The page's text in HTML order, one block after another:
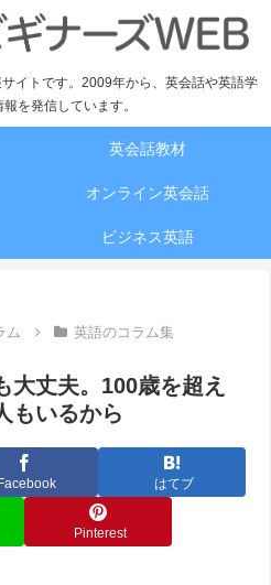
イトです。2009年から、英会話や英語学
を発信しています。
英会話教材
オンライン英会話
ビジネス英語
ム 英語のコラム集
大丈夫。100歳を超え
もいるから
Facebook はてブ
Pinterest